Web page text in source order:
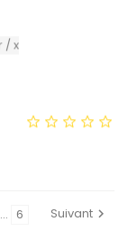
… 6 Suivant 